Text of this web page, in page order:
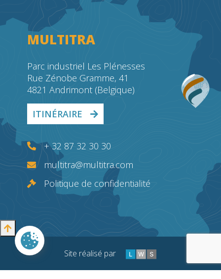
MULTITRA
Parc industriel Les Plénesses
Rue Zénobe Gramme, 41
4821 Andrimont (Belgique)
ITINÉRAIRE
+ 32 87 32 30 30
multitra@multitra.com
Politique de confidentialité
Site réalisé par